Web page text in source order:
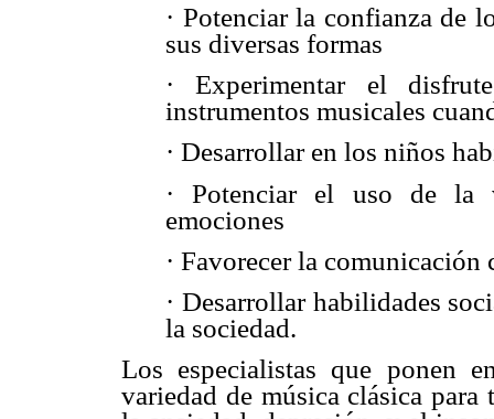
· Potenciar la confianza de
sus diversas formas
· Experimentar el
instrumentos musicales
· Desarrollar en los niños
· Potenciar el uso de la
emociones
· Favorecer la
· Desarrollar habilidades
la sociedad.
Los especialistas que ponen
variedad de música clásica